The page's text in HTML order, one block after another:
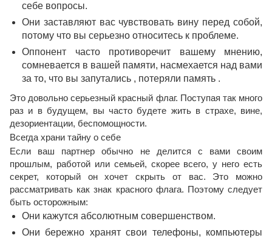
себе вопросы.
Они заставляют вас чувствовать вину перед собой,
потому что вы серьезно относитесь к проблеме.
Оппонент часто противоречит вашему мнению,
сомневается в вашей памяти, насмехается над вами
за то, что вы запутались , потеряли память .
Это довольно серьезный красный флаг. Поступая так много
раз и в будущем, вы часто будете жить в страхе, вине,
дезориентации, беспомощности.
Всегда храни тайну о себе
Если ваш партнер обычно не делится с вами своим
прошлым, работой или семьей, скорее всего, у него есть
секрет, который он хочет скрыть от вас. Это можно
рассматривать как знак красного флага. Поэтому следует
быть осторожным:
Они кажутся абсолютным совершенством.
Они бережно хранят свои телефоны, компьютеры